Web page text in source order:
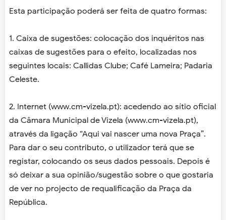
Esta participação poderá ser feita de quatro formas:
1. Caixa de sugestões: colocação dos inquéritos nas
caixas de sugestões para o efeito, localizadas nos
seguintes locais: Callidas Clube; Café Lameira; Padaria
Celeste.
2. Internet (www.cm-vizela.pt): acedendo ao sítio oficial
da Câmara Municipal de Vizela (www.cm-vizela.pt),
através da ligação “Aqui vai nascer uma nova Praça”.
Para dar o seu contributo, o utilizador terá que se
registar, colocando os seus dados pessoais. Depois é
só deixar a sua opinião/sugestão sobre o que gostaria
de ver no projecto de requalificação da Praça da
República.